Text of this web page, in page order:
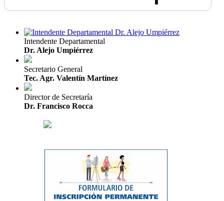
Intendente Departamental
Dr. Alejo Umpiérrez
Secretario General
Tec. Agr. Valentín Martínez
Director de Secretaría
Dr. Francisco Rocca